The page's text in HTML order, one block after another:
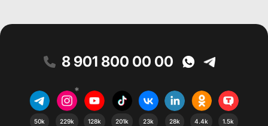
8 901 800 00 00
50k
*
229k 128k 201k 23k 28k 4.4k 1.5k